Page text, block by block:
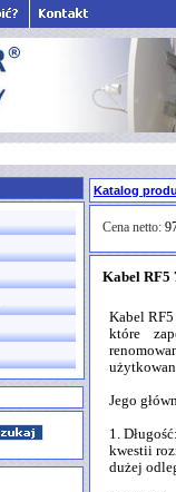
Katalog
Cena netto:
Kabel RF5
Kabel
które
Jego
1.
kwestii
dużej